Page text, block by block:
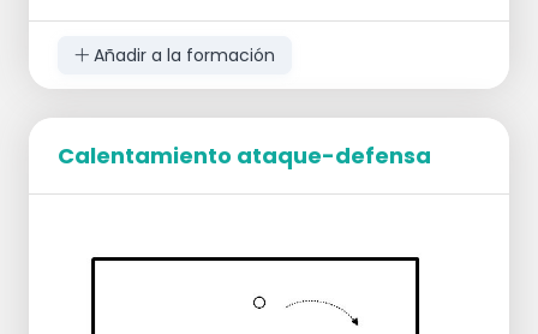
Organización:
División en grupos en ambas pistas.
Ejecución:
Después de cada paso por la red, el equipo
Si el balón cae al suelo o un adversario
Añadir a la formación
Calentamiento ataque-defensa